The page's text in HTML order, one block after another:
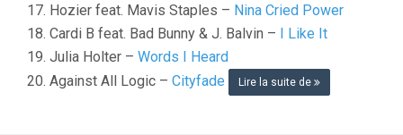
17. Hozier feat. Mavis Staples – Nina Cried Power
18. Cardi B feat. Bad Bunny & J. Balvin – I Like It
19. Julia Holter – Words I Heard
20. Against All Logic – Cityfade Lire la suite de